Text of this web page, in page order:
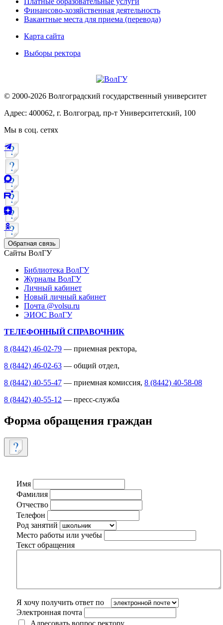
Финансово-хозяйственная деятельность
Вакантные места для приема (перевода)
Карта сайта
Выборы ректора
© 2000-2026 Волгоградский государственный университет
Адрес: 400062, г. Волгоград, пр-т Университетский, 100
Мы в соц. сетях
Обратная связь
Сайты ВолГУ
Библиотека ВолГУ
Журналы ВолГУ
Личный кабинет
Новый личный кабинет
Почта @volsu.ru
ЭИОС ВолГУ
ТЕЛЕФОННЫЙ СПРАВОЧНИК
8 (8442) 46-02-79 — приемная ректора,
8 (8442) 46-02-63 — общий отдел,
8 (8442) 40-55-47 — приемная комиссия, 8 (8442) 40-58-08
8 (8442) 40-55-12 — пресс-служба
Форма обращения граждан
Имя
Фамилия
Отчество
Телефон
Род занятий
Место работы или учебы
Текст обращения
Я хочу получить ответ по
Электронная почта